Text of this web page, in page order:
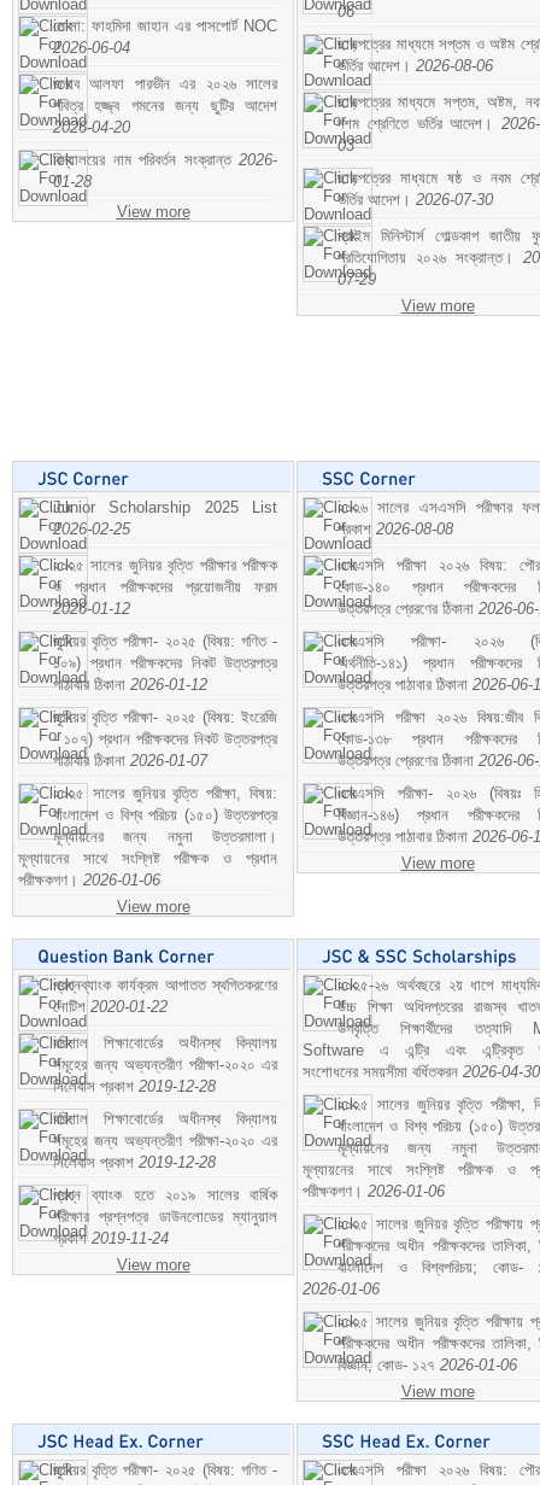
মোসা: ফাহমিদা জাহান এর পাসপোর্ট NOC
2026-06-04
জনাব আলফা পারভীন এর ২০২৬ সালের
পবিত্র হজ্জ্ব গমনের জন্য ছুটির আদেশ
2026-04-20
বিদ্যালয়ের নাম পরিবর্তন সংক্রান্ত 2026-
01-28
View more
06
ছাড়পত্রের মাধ্যমে সপ্তম ও অষ্টম
ভর্তির আদেশ। 2026-08-06
ছাড়পত্রের মাধ্যমে সপ্তম, অষ্টম,
দশম শ্রেণিতে ভর্তির আদেশ।
03
ছাড়পত্রের মাধ্যমে ষষ্ঠ ও নবম
ভর্তির আদেশ। 2026-07-30
প্রাইম মিনিস্টার্স গোল্ডকাপ জাতীয়
প্রতিযোগিতায় ২০২৬ সংক্রান্ত।
07-29
View more
Junior Scholarship 2025 List
2026-02-25
২০২৫ সালের জুনিয়র বৃত্তি পরীক্ষার পরীক্ষক
ও প্রধান পরীক্ষকদের প্রয়োজনীয় ফরম
2026-01-12
জুনিয়র বৃত্তি পরীক্ষা- ২০২৫ (বিষয়: গণিত -
১০৯) প্রধান পরীক্ষকদের নিকট উত্তরপত্র
পাঠাবার ঠিকানা 2026-01-12
জুনিয়র বৃত্তি পরীক্ষা- ২০২৫ (বিষয়: ইংরেজি
- ১০৭) প্রধান পরীক্ষকদের নিকট উত্তরপত্র
পাঠাবার ঠিকানা 2026-01-07
২০২৫ সালের জুনিয়র বৃত্তি পরীক্ষা, বিষয়:
বাংলাদেশ ও বিশ্ব পরিচয় (১৫০) উত্তরপত্র
মূল্যায়নের জন্য নমুনা উত্তরমালা।
মূল্যায়নের সাথে সংশ্লিষ্ট পরীক্ষক ও প্রধান
পরীক্ষকগণ। 2026-01-06
View more
২০২৬ সালের এসএসসি পরীক্ষার
প্রকাশ 2026-08-08
এসএসসি পরীক্ষা ২০২৬ বিষয়:
কোড-১৪০ প্রধান পরীক্ষকদের
উত্তরপত্র প্রেরণের ঠিকানা 2026-
এসএসসি পরীক্ষা- ২০২৬
অর্থনীতি-১৪১) প্রধান পরীক্ষকদের
উত্তরপত্র পাঠাবার ঠিকানা 2026-06-
এসএসসি পরীক্ষা ২০২৬ বিষয়:জীব
কোড-১৩৮ প্রধান পরীক্ষকদের
উত্তরপত্র প্রেরণের ঠিকানা 2026-
এসএসসি পরীক্ষা- ২০২৬ (বিষয়ঃ
বিজ্ঞান-১৪৬) প্রধান পরীক্ষকদের
উত্তরপত্র পাঠাবার ঠিকানা 2026-06-
View more
প্রশ্নব্যাংক কার্যক্রম আপাতত স্থগিতকরণের
নোটিশ 2020-01-22
বরিশাল শিক্ষাবোর্ডের অধীনস্থ বিদ্যালয়
সমূহের জন্য অভ্যন্তরীণ পরীক্ষা-২০২০ এর
সিলেবাস প্রকাশ 2019-12-28
বরিশাল শিক্ষাবোর্ডের অধীনস্থ বিদ্যালয়
সমূহের জন্য অভ্যন্তরীণ পরীক্ষা-২০২০ এর
সিলেবাস প্রকাশ 2019-12-28
প্রশ্ন ব্যাংক হতে ২০১৯ সালের বার্ষিক
পরীক্ষার প্রশ্নপত্র ডাউনলোডের ম্যানুয়াল
প্রকাশ 2019-11-24
View more
২০২৫-২৬ অর্থবছরে ২য় ধাপে
উচ্চ শিক্ষা অধিদপ্তরের রাজস্ব
উপবৃত্তি শিক্ষার্থীদের তত্যাদি
Software এ এন্ট্রি এবং এন্ট্রিকৃত
সংশোধনের সময়সীমা বর্ধিতকরন 2026-04-30
২০২৫ সালের জুনিয়র বৃত্তি পরীক্ষা,
বাংলাদেশ ও বিশ্ব পরিচয় (১৫০)
মূল্যায়নের জন্য নমুনা
মূল্যায়নের সাথে সংশ্লিষ্ট পরীক্ষক ও
পরীক্ষকগণ। 2026-01-06
২০২৫ সালের জুনিয়র বৃত্তি পরীক্ষায়
পরীক্ষকদের অধীন পরীক্ষকদের তালিকা,
বাংলাদেশ ও বিশ্বপরিচয়; কোড-
2026-01-06
২০২৫ সালের জুনিয়র বৃত্তি পরীক্ষায়
পরীক্ষকদের অধীন পরীক্ষকদের তালিকা,
বিজ্ঞান; কোড- ১২৭ 2026-01-06
View more
জুনিয়র বৃত্তি পরীক্ষা- ২০২৫ (বিষয়: গণিত -
এসএসসি পরীক্ষা ২০২৬ বিষয়: